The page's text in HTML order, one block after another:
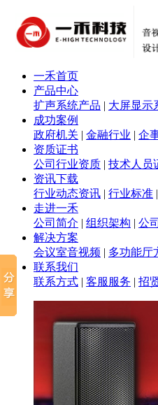
一禾首页
产品中心
扩声系统产品 | 大屏显示
成功案例
政府机关 | 金融行业 | 企
资质证书
公司行业资质 | 技术人员
资讯下载
行业动态资讯 | 行业标准 |
走进一禾
公司简介 | 组织架构 | 公
解决方案
会议室音视频 | 多功能厅
联系我们
联系方式 | 客服服务 | 招